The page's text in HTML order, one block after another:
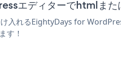
エディターでhtmlまた
入れるEightyDays for
す！